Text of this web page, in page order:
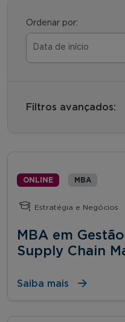
Ordenar por:
Filtros avançados:
ONLINE MBA
Estratégia e Negócios
MBA em
Supply Chain
Saiba mais